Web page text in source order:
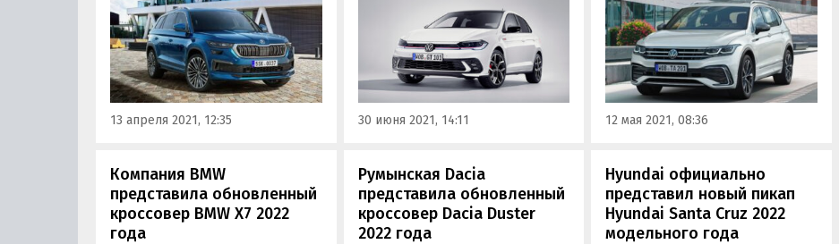
Пережив свой первый
плановый рестайлинг,
кроссовер немного
«освежился» внешне, стал еще
технологичнее внутри и
получил новый 245-сильный
двигатель.
13 апреля 2021, 12:35
представила его. Следуя
примеру гражданского Polo,
хот-хэтч получил
переработанную внешность,
более современный салон и
расширенное оснащение,
пишут…
30 июня 2021, 14:11
До России, пройдя
сертификацию, он так и не
доехал, однако покупатели в
США и Европе уже скоро смогут
выбирать из двух
рестайлинговых кроссоверов:
обычного Tiguan и
12 мая 2021, 08:36
Компания BMW
представила обновленный
кроссовер BMW X7 2022
года
Румынская Dacia
представила обновленный
кроссовер Dacia Duster
2022 года
Hyundai официально
представил новый пикап
Hyundai Santa Cruz 2022
модельного года